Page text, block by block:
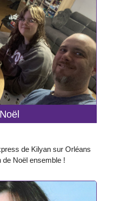
de Kilyan sur Orléans
de Noël ensemble !